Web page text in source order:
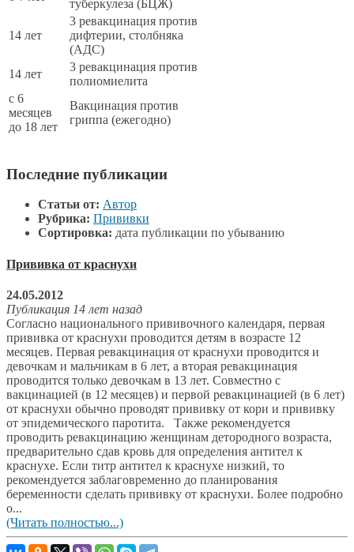
туберкулеза (БЦЖ)
14 лет
3 ревакцинация против
дифтерии, столбняка
(АДС)
14 лет
3 ревакцинация против
полиомиелита
с 6
месяцев
до 18 лет
Вакцинация против
гриппа (ежегодно)
Последние публикации
Статьи от: Автор
Рубрика: Прививки
Сортировка: дата публикации по убыванию
Прививка от краснухи
24.05.2012
Публикация 14 лет назад
Согласно национального прививочного календаря, первая
прививка от краснухи проводится детям в возрасте 12
месяцев. Первая ревакцинация от краснухи проводится и
девочкам и мальчикам в 6 лет, а вторая ревакцинация
проводится только девочкам в 13 лет. Совместно с
вакцинацией (в 12 месяцев) и первой ревакцинацией (в 6 лет)
от краснухи обычно проводят прививку от кори и прививку
от эпидемического паротита. Также рекомендуется
проводить ревакцинацию женщинам детородного возраста,
предварительно сдав кровь для определения антител к
краснухе. Если титр антител к краснухе низкий, то
рекомендуется заблаговременно до планирования
беременности сделать прививку от краснухи. Более подробно
о...
(Читать полностью...)